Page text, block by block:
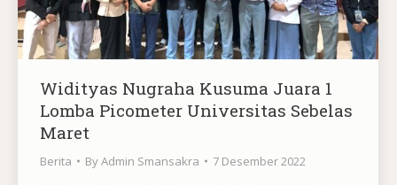
Widityas Nugraha Kusuma Juara 1
Lomba Picometer Universitas Sebelas
Maret
Berita ByAdmin Smansakra 7 Desember 2022